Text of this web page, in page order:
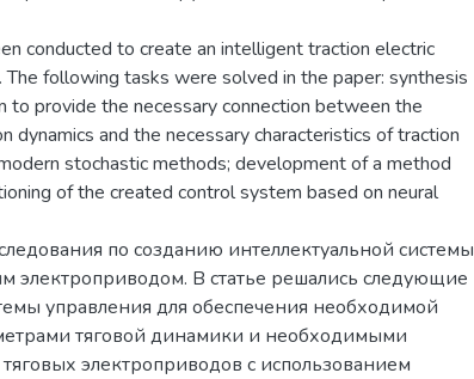
conducted to create an intelligent traction electric
following tasks were solved in the paper: synthesis
to provide the necessary connection between the
dynamics and the necessary characteristics of traction
stochastic methods; development of a method
of the created control system based on neural
по созданию интеллектуальной системы
электроприводом. В статье решались следующие
управления для обеспечения необходимой
тяговой динамики и необходимыми
электроприводов с использованием